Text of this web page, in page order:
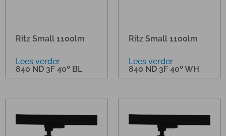
Ritz Small 1100lm
840 ND 3F 40º BL
Lees verder
Ritz Small 1100lm
840 ND 3F 40º WH
Lees verder